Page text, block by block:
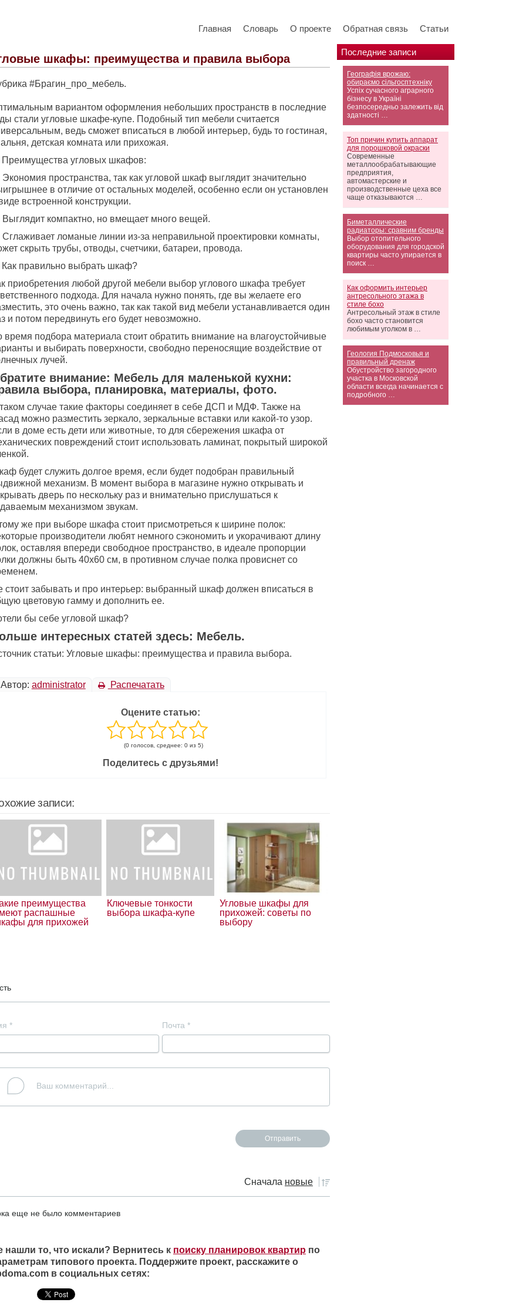
Главная Словарь О проекте Обратная связь Статьи
Последние записи
Географія врожаю:
обираємо сільгосптехніку
Успіх сучасного аграрного
бізнесу в Україні
безпосередньо залежить від
здатності …
Топ причин купить аппарат
для порошковой окраски
Современные
металлообрабатывающие
предприятия,
автомастерские и
производственные цеха все
чаще отказываются …
Биметаллические
радиаторы: сравним бренды
Выбор отопительного
оборудования для городской
квартиры часто упирается в
поиск …
Как оформить интерьер
антресольного этажа в
стиле бохо
Антресольный этаж в стиле
бохо часто становится
любимым уголком в …
Геология Подмосковья и
правильный дренаж
Обустройство загородного
участка в Московской
области всегда начинается с
подробного …
шкафы: преимущества и правила выбора
#Брагин_про_мебель.
вариантом оформления небольших пространств в последние
стали угловые шкафе-купе. Подобный тип мебели считается
ведь сможет вписаться в любой интерьер, будь то гостиная,
детская комната или прихожая.
угловых шкафов:
Экономия пространства, так как угловой шкаф выглядит значительно
в отличие от остальных моделей, особенно если он установлен
встроенной конструкции.
Выглядит компактно, но вмещает много вещей.
Сглаживает ломаные линии из-за неправильной проектировки комнаты,
скрыть трубы, отводы, счетчики, батареи, провода.
правильно выбрать шкаф?
приобретения любой другой мебели выбор углового шкафа требует
подхода. Для начала нужно понять, где вы желаете его
это очень важно, так как такой вид мебели устанавливается один
и потом передвинуть его будет невозможно.
время подбора материала стоит обратить внимание на влагоустойчивые
и выбирать поверхности, свободно переносящие воздействие от
лучей.
внимание: Мебель для маленькой кухни:
выбора, планировка, материалы, фото.
случае такие факторы соединяет в себе ДСП и МДФ. Также на
можно разместить зеркало, зеркальные вставки или какой-то узор.
в доме есть дети или животные, то для сбережения шкафа от
повреждений стоит использовать ламинат, покрытый широкой
будет служить долгое время, если будет подобран правильный
механизм. В момент выбора в магазине нужно открывать и
дверь по нескольку раз и внимательно прислушаться к
механизмом звукам.
же при выборе шкафа стоит присмотреться к ширине полок:
производители любят немного сэкономить и укорачивают длину
оставляя впереди свободное пространство, в идеале пропорции
должны быть 40х60 см, в противном случае полка провиснет со
стоит забывать и про интерьер: выбранный шкаф должен вписаться в
цветовую гамму и дополнить ее.
бы себе угловой шкаф?
интересных статей здесь: Мебель.
статьи: Угловые шкафы: преимущества и правила выбора.
Автор: administrator Распечатать
Оцените статью:
(0 голосов, среднее: 0 из 5)
Поделитесь с друзьями!
записи:
преимущества
распашные
для прихожей
Ключевые тонкости
выбора шкафа-купе
Угловые шкафы для
прихожей: советы по
выбору
* Почта *
Сначала новые
еще не было комментариев
нашли то, что искали? Вернитесь к поиску планировок квартир по
типового проекта. Поддержите проект, расскажите о
в социальных сетях: